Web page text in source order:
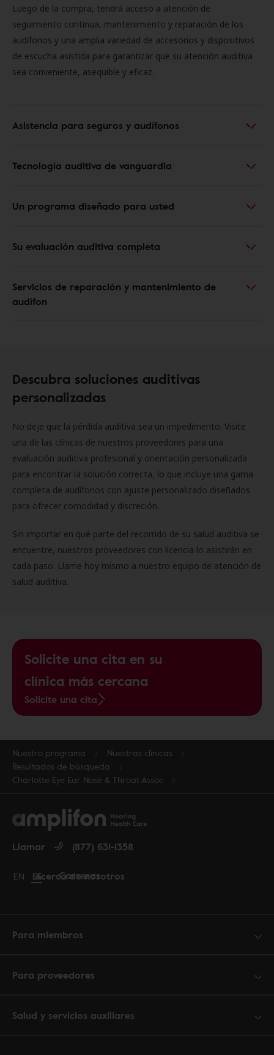
Luego de la compra, tendrá acceso a atención de
seguimiento continua, mantenimiento y reparación de los
audífonos y una amplia variedad de accesorios y dispositivos
de escucha asistida para garantizar que su atención auditiva
sea conveniente, asequible y eficaz.
Asistencia para seguros y audífonos
Tecnología auditiva de vanguardia
Un programa diseñado para usted
Su evaluación auditiva completa
Servicios de reparación y mantenimiento de
audífon
Descubra soluciones auditivas
personalizadas
No deje que la pérdida auditiva sea un impedimento. Visite
una de las clínicas de nuestros proveedores para una
evaluación auditiva profesional y orientación personalizada
para encontrar la solución correcta, lo que incluye una gama
completa de audífonos con ajuste personalizado diseñados
para ofrecer comodidad y discreción.
Sin importar en qué parte del recorrido de su salud auditiva se
encuentre, nuestros proveedores con licencia lo asistirán en
cada paso. Llame hoy mismo a nuestro equipo de atención de
salud auditiva.
Solicite una cita en su
clínica más cercana
Solicite una cita
Nuestro programa
Nuestras clínicas
Resultados de búsqueda
Charlotte Eye Ear Nose & Throat Assoc
Acerca de nosotros
Carreras
Llamar (877) 631-1358
Change language to English
EN Cambiar idioma a español
ES
Para miembros
Para proveedores
Salud y servicios auxiliares